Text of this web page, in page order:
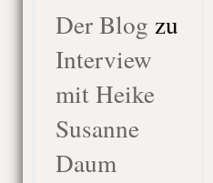
Der Blog zu
Interview
mit Heike
Susanne
Daum